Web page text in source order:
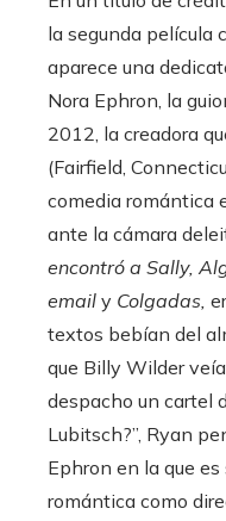
la segunda película
aparece una
Nora Ephron, la
2012, la creadora
(Fairfield,
comedia romántica
ante la cámara
encontró a Sally,
email y Colgadas,
textos bebían del
que Billy Wilder
despacho un cartel
Lubitsch?”, Ryan
Ephron en la que
romántica como